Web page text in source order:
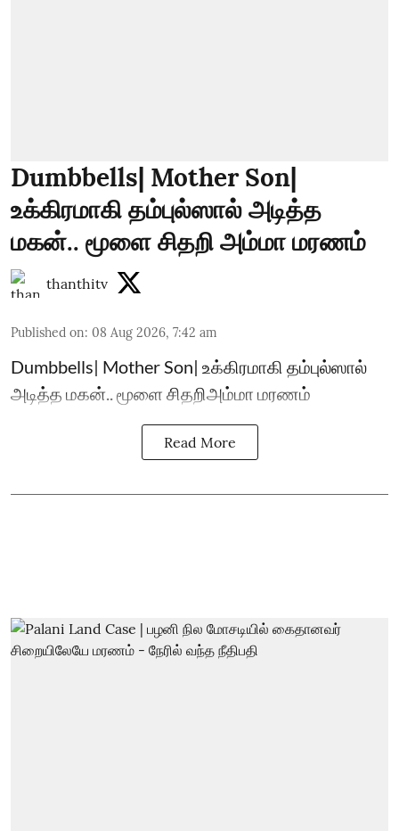
Dumbbells| Mother Son|
உக்கிரமாகி தம்புல்ஸால் அடித்த
மகன்.. மூளை சிதறி அம்மா மரணம்
thanthitv
Published on: 08 Aug 2026, 7:42 am
Dumbbells| Mother Son| உக்கிரமாகி தம்புல்ஸால்
அடித்த மகன்.. மூளை சிதறிஅம்மா மரணம்
Read More